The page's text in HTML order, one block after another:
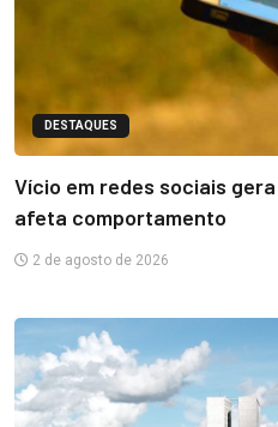
DESTAQUES
Vício em redes sociais
afeta comportamento
2 de agosto de 2026